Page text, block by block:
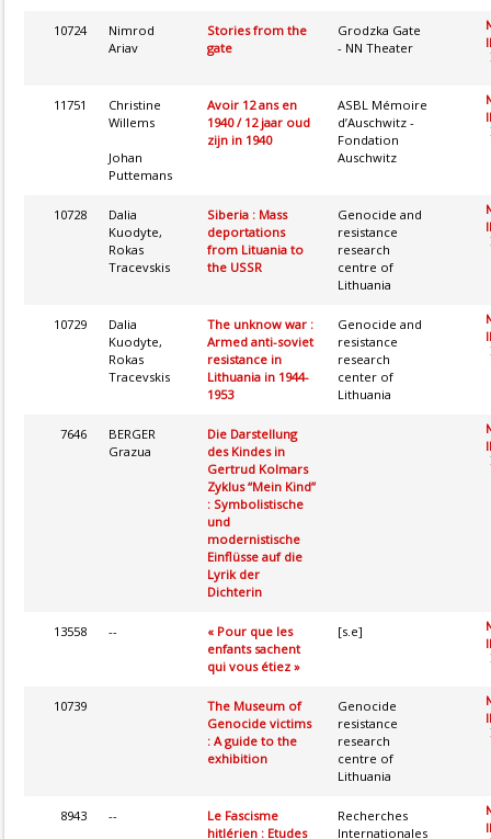
10724
Nimrod
Ariav
Stories from the
gate
Grodzka Gate
- NN Theater
11751
Christine
Willems
Johan
Puttemans
Avoir 12 ans en
1940 / 12 jaar oud
zijn in 1940
ASBL Mémoire
d’Auschwitz -
Fondation
Auschwitz
10728
Dalia
Kuodyte,
Rokas
Tracevskis
Siberia : Mass
deportations
from Lituania to
the USSR
Genocide and
resistance
research
centre of
Lithuania
10729
Dalia
Kuodyte,
Rokas
Tracevskis
The unknow war :
Armed anti-soviet
resistance in
Lithuania in 1944-
1953
Genocide and
resistance
research
center of
Lithuania
7646
BERGER
Grazua
Die Darstellung
des Kindes in
Gertrud Kolmars
Zyklus “Mein Kind”
: Symbolistische
und
modernistische
Einflüsse auf die
Lyrik der
Dichterin
13558 --
« Pour que les
enfants sachent
qui vous étiez »
[s.e]
10739
The Museum of
Genocide victims
: A guide to the
exhibition
Genocide
resistance
research
centre of
Lithuania
8943 --
Le Fascisme
hitlérien : Etudes
Recherches
Internationales